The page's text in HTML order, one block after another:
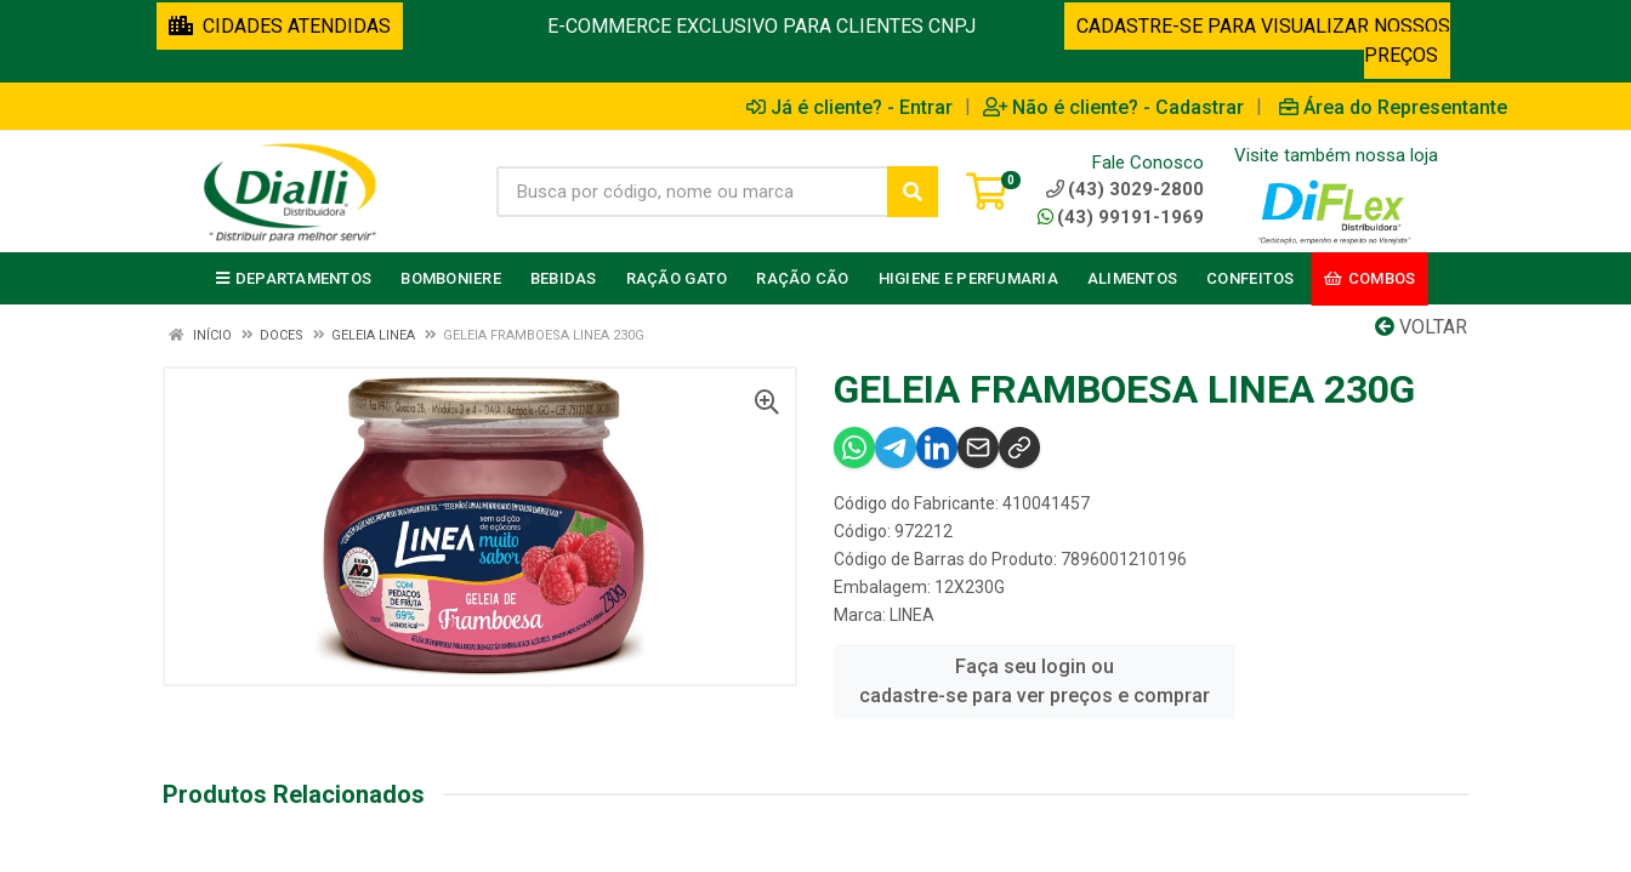
CIDADES ATENDIDAS E-COMMERCE EXCLUSIVO PARA CLIENTES CNPJ
CADASTRE-SE PARA VISUALIZAR NOSSOS
PREÇOS
Já é cliente? - Entrar | Não é cliente? - Cadastrar | Área do Representante
0
Fale Conosco
(43) 3029-2800
(43) 99191-1969
Visite também nossa loja
DEPARTAMENTOS BOMBONIERE BEBIDAS RAÇÃO GATO RAÇÃO CÃO HIGIENE E PERFUMARIA ALIMENTOS CONFEITOS COMBOS
VOLTAR
INÍCIO DOCES GELEIA LINEA GELEIA FRAMBOESA LINEA 230G
GELEIA FRAMBOESA LINEA 230G
Código do Fabricante: 410041457
Código: 972212
Código de Barras do Produto: 7896001210196
Embalagem: 12X230G
Marca:
LINEA
Faça seu login ou
cadastre-se para ver preços e comprar
Produtos Relacionados